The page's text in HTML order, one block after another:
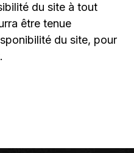
du site à tout
être tenue
du site, pour